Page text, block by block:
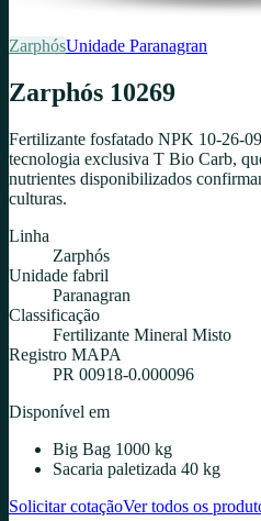
ZarphósUnidade Paranagran
Zarphós 10269
Fertilizante fosfatado NPK 10-26-
tecnologia exclusiva T Bio Carb,
nutrientes disponibilizados
culturas.
Linha
Zarphós
Unidade fabril
Paranagran
Classificação
Fertilizante Mineral Misto
Registro MAPA
PR 00918-0.000096
Disponível em
Big Bag 1000 kg
Sacaria paletizada 40 kg
Solicitar cotaçãoVer todos os